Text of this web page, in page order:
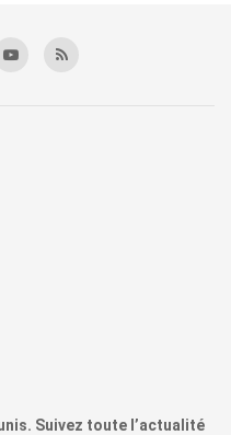
Suivez toute l’actualité